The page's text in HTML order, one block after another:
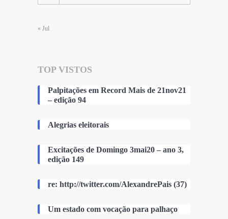
« Jul
TOP VISTOS
Palpitações em Record Mais de 21nov21
– edição 94
Alegrias eleitorais
Excitações de Domingo 3mai20 – ano 3,
edição 149
re: http://twitter.com/AlexandrePais (37)
Um estado com vocação para palhaço